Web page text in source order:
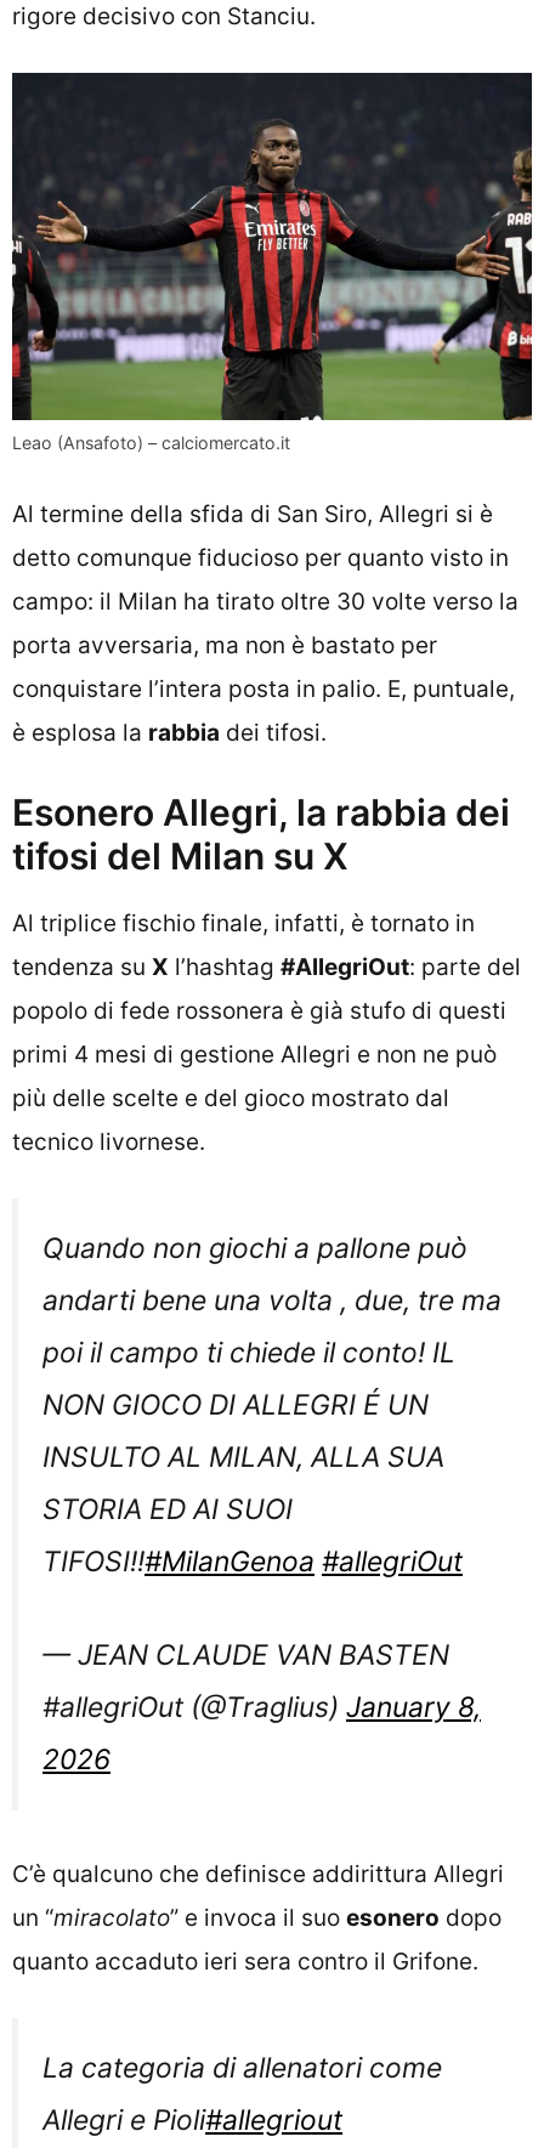
rigore decisivo con Stanciu.
Leao (Ansafoto) – calciomercato.it
Al termine della sfida di San Siro, Allegri si è
detto comunque fiducioso per quanto visto in
campo: il Milan ha tirato oltre 30 volte verso la
porta avversaria, ma non è bastato per
conquistare l’intera posta in palio. E, puntuale,
è esplosa la rabbia dei tifosi.
Esonero Allegri, la rabbia dei
tifosi del Milan su X
Al triplice fischio finale, infatti, è tornato in
tendenza su X l’hashtag #AllegriOut: parte del
popolo di fede rossonera è già stufo di questi
primi 4 mesi di gestione Allegri e non ne può
più delle scelte e del gioco mostrato dal
tecnico livornese.
Quando non giochi a pallone può
andarti bene una volta , due, tre ma
poi il campo ti chiede il conto! IL
NON GIOCO DI ALLEGRI É UN
INSULTO AL MILAN, ALLA SUA
STORIA ED AI SUOI
TIFOSI!!#MilanGenoa #allegriOut
— JEAN CLAUDE VAN BASTEN
#allegriOut (@Traglius) January 8,
2026
C’è qualcuno che definisce addirittura Allegri
un “miracolato” e invoca il suo esonero dopo
quanto accaduto ieri sera contro il Grifone.
La categoria di allenatori come
Allegri e Pioli#allegriout